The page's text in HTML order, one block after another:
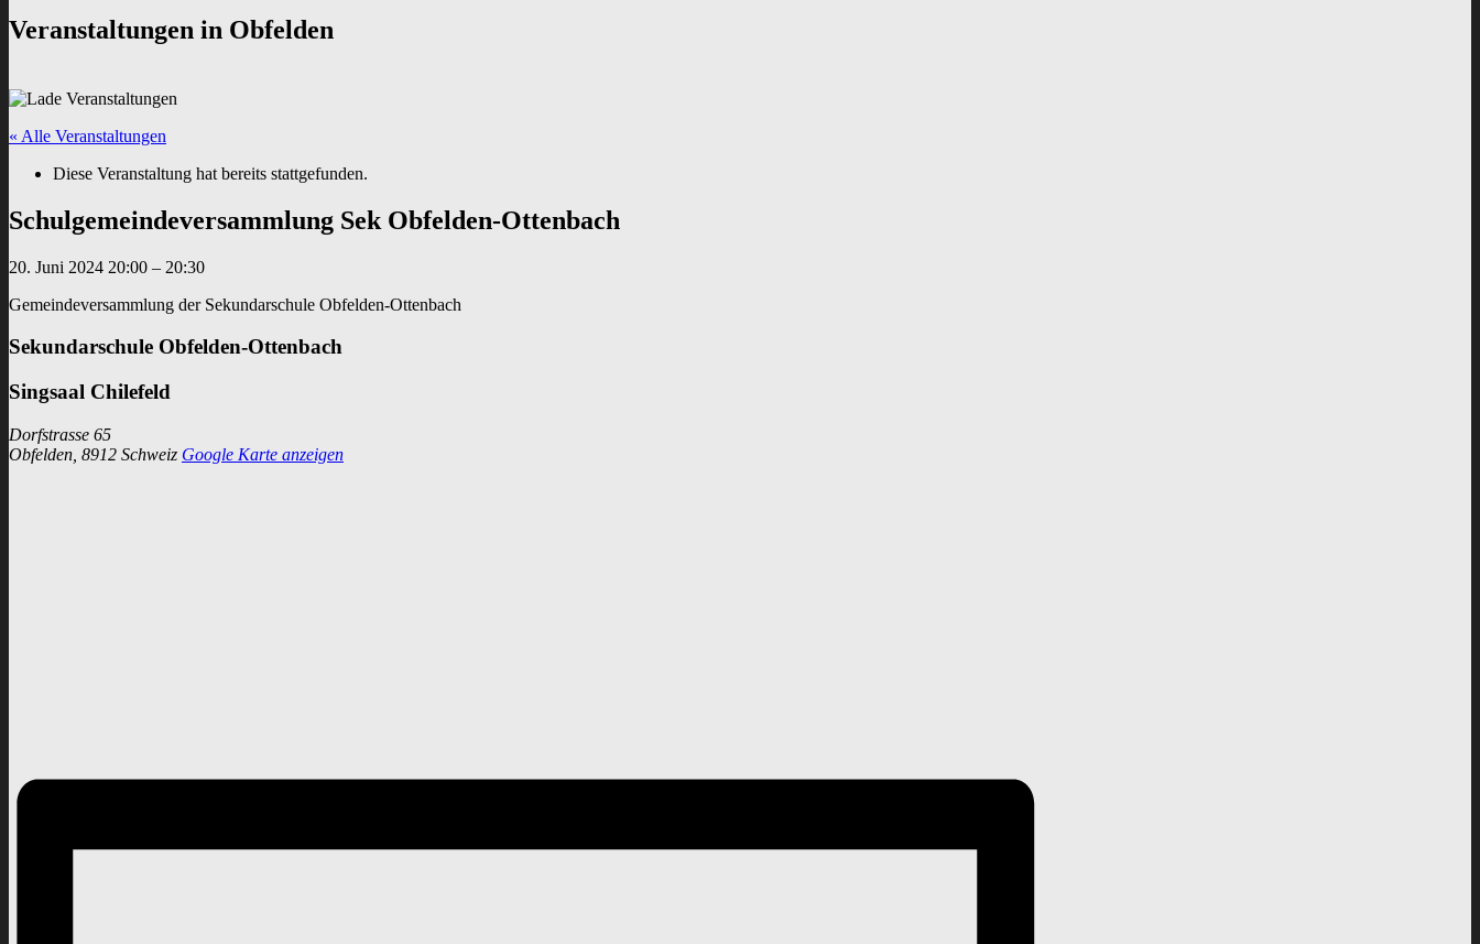
Veranstaltungen in Obfelden
« Alle Veranstaltungen
Diese Veranstaltung hat bereits stattgefunden.
Schulgemeindeversammlung Sek Obfelden-Ottenbach
20. Juni 2024 20:00 – 20:30
Gemeindeversammlung der Sekundarschule Obfelden-Ottenbach
Sekundarschule Obfelden-Ottenbach
Singsaal Chilefeld
Dorfstrasse 65
Obfelden 8912 Schweiz Google Karte anzeigen